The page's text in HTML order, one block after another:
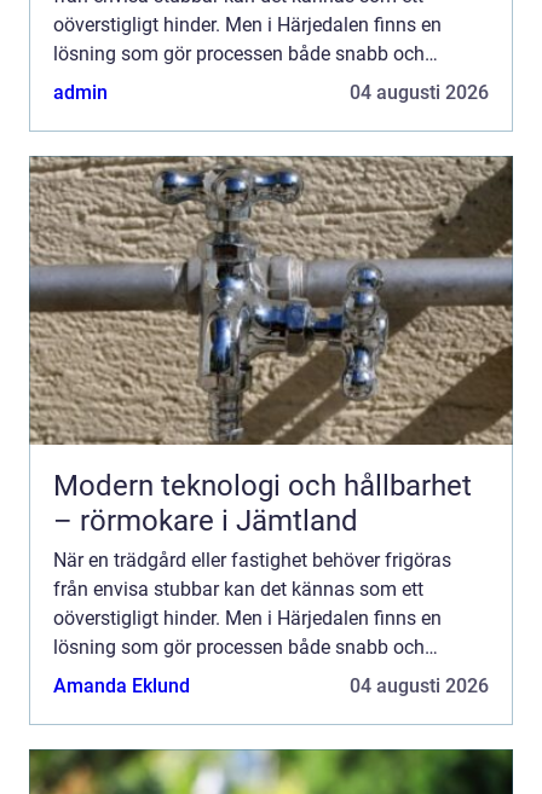
oöverstigligt hinder. Men i Härjedalen finns en
lösning som gör processen både snabb och
effekt...
admin 04 augusti 2026
Modern teknologi och hållbarhet
– rörmokare i Jämtland
När en trädgård eller fastighet behöver frigöras
från envisa stubbar kan det kännas som ett
oöverstigligt hinder. Men i Härjedalen finns en
lösning som gör processen både snabb och
effekt...
Amanda Eklund 04 augusti 2026